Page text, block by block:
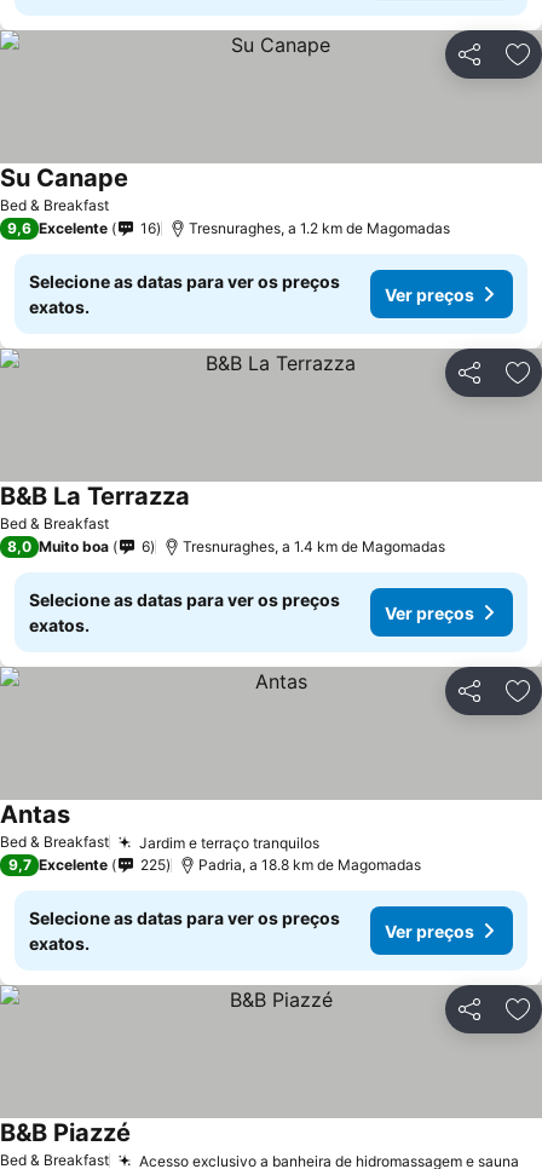
Partilhar
Bed & Breakfast
Su Canape
9,6 Excelente 16 Tresnuraghes, a 1.2 km de Magomadas
Selecione as datas para ver os preços
exatos.
Ver preços
Partilhar
Bed & Breakfast
B&B La Terrazza
8,0 Muito boa 6 Tresnuraghes, a 1.4 km de Magomadas
Selecione as datas para ver os preços
exatos.
Ver preços
Partilhar
Bed & Breakfast Jardim e terraço tranquilos
Antas
9,7 Excelente 225 Padria, a 18.8 km de Magomadas
Selecione as datas para ver os preços
exatos.
Ver preços
Partilhar
Bed & Breakfast Acesso exclusivo a banheira de hidromassagem e sauna
B&B Piazzé